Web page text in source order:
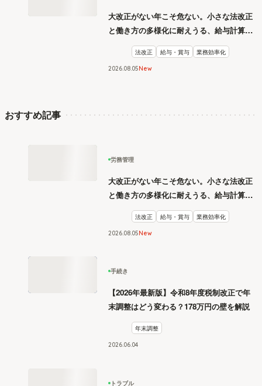
大改正がない年こそ危ない。小さな法改正
と働き方の多様化に耐えうる、給与計算と
リスク管理
法改正 給与・賞与 業務効率化
2026.08 05New
おすすめ記事
労務管理
大改正がない年こそ危ない。小さな法改正
と働き方の多様化に耐えうる、給与計算と
リスク管理
法改正 給与・賞与 業務効率化
2026.08 05New
手続き
【2026年最新版】令和8年度税制改正で年
末調整はどう変わる？178万円の壁を解説
年末調整
2026.06 04
トラブル